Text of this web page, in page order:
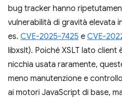
bug tracker hanno
vulnerabilità di gravità elevata
es. CVE-2025-7425 e CVE-
libxslt). Poiché XSLT lato client
nicchia usata raramente,
meno manutenzione e
ai motori JavaScript di base,